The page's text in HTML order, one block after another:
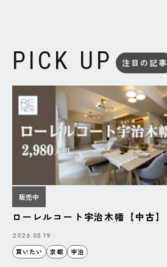
PICK UP 注目の記事
販売中
ローレルコート宇治木幡【中古】
2026.05.19
買いたい
京都 宇治